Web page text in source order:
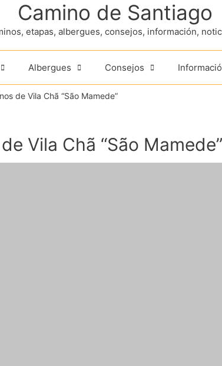
Camino de Santiago
etapas, albergues, consejos, información,
Albergues Consejos
de Vila Chã “São Mamede”
Vila Chã “São Mamede”